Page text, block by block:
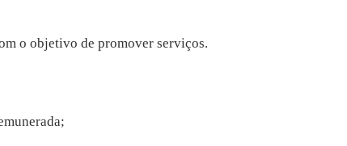
o objetivo de promover serviços.